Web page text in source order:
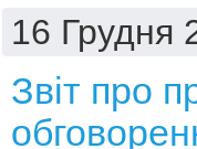
16 Грудня
Звіт про